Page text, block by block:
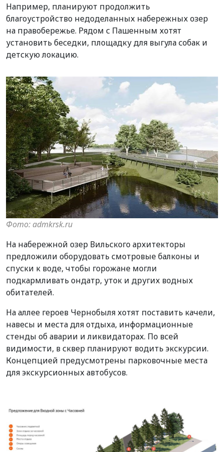
Например, планируют продолжить
благоустройство недоделанных набережных озер
на правобережье. Рядом с Пашенным хотят
установить беседки, площадку для выгула собак и
детскую локацию.
Фото: admkrsk.ru
На набережной озер Вильского архитекторы
предложили оборудовать смотровые балконы и
спуски к воде, чтобы горожане могли
подкармливать ондатр, уток и других водных
обитателей.
На аллее героев Чернобыля хотят поставить качели,
навесы и места для отдыха, информационные
стенды об аварии и ликвидаторах. По всей
видимости, в сквер планируют водить экскурсии.
Концепцией предусмотрены парковочные места
для экскурсионных автобусов.